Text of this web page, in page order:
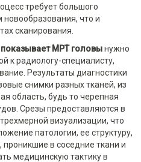
требует большого
новообразования, что и
сканирования.
показывает МРТ головынужно
к радиологу-специалисту,
Результаты диагностики
снимки разных тканей, из
область, будь то черепная
Срезы предоставляются в
визуализации, что
патологии, ее структуру,
в соседние ткани и
медицинскую тактику в